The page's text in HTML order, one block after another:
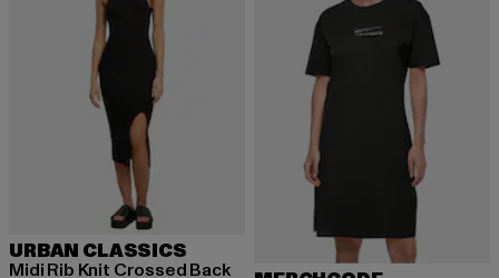
URBAN CLASSICS
Midi Rib Knit Crossed Back